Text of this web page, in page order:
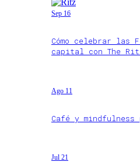
Sep 16
Cómo celebrar las
capital con The
Ago 11
Café y mindfulness
Jul 21